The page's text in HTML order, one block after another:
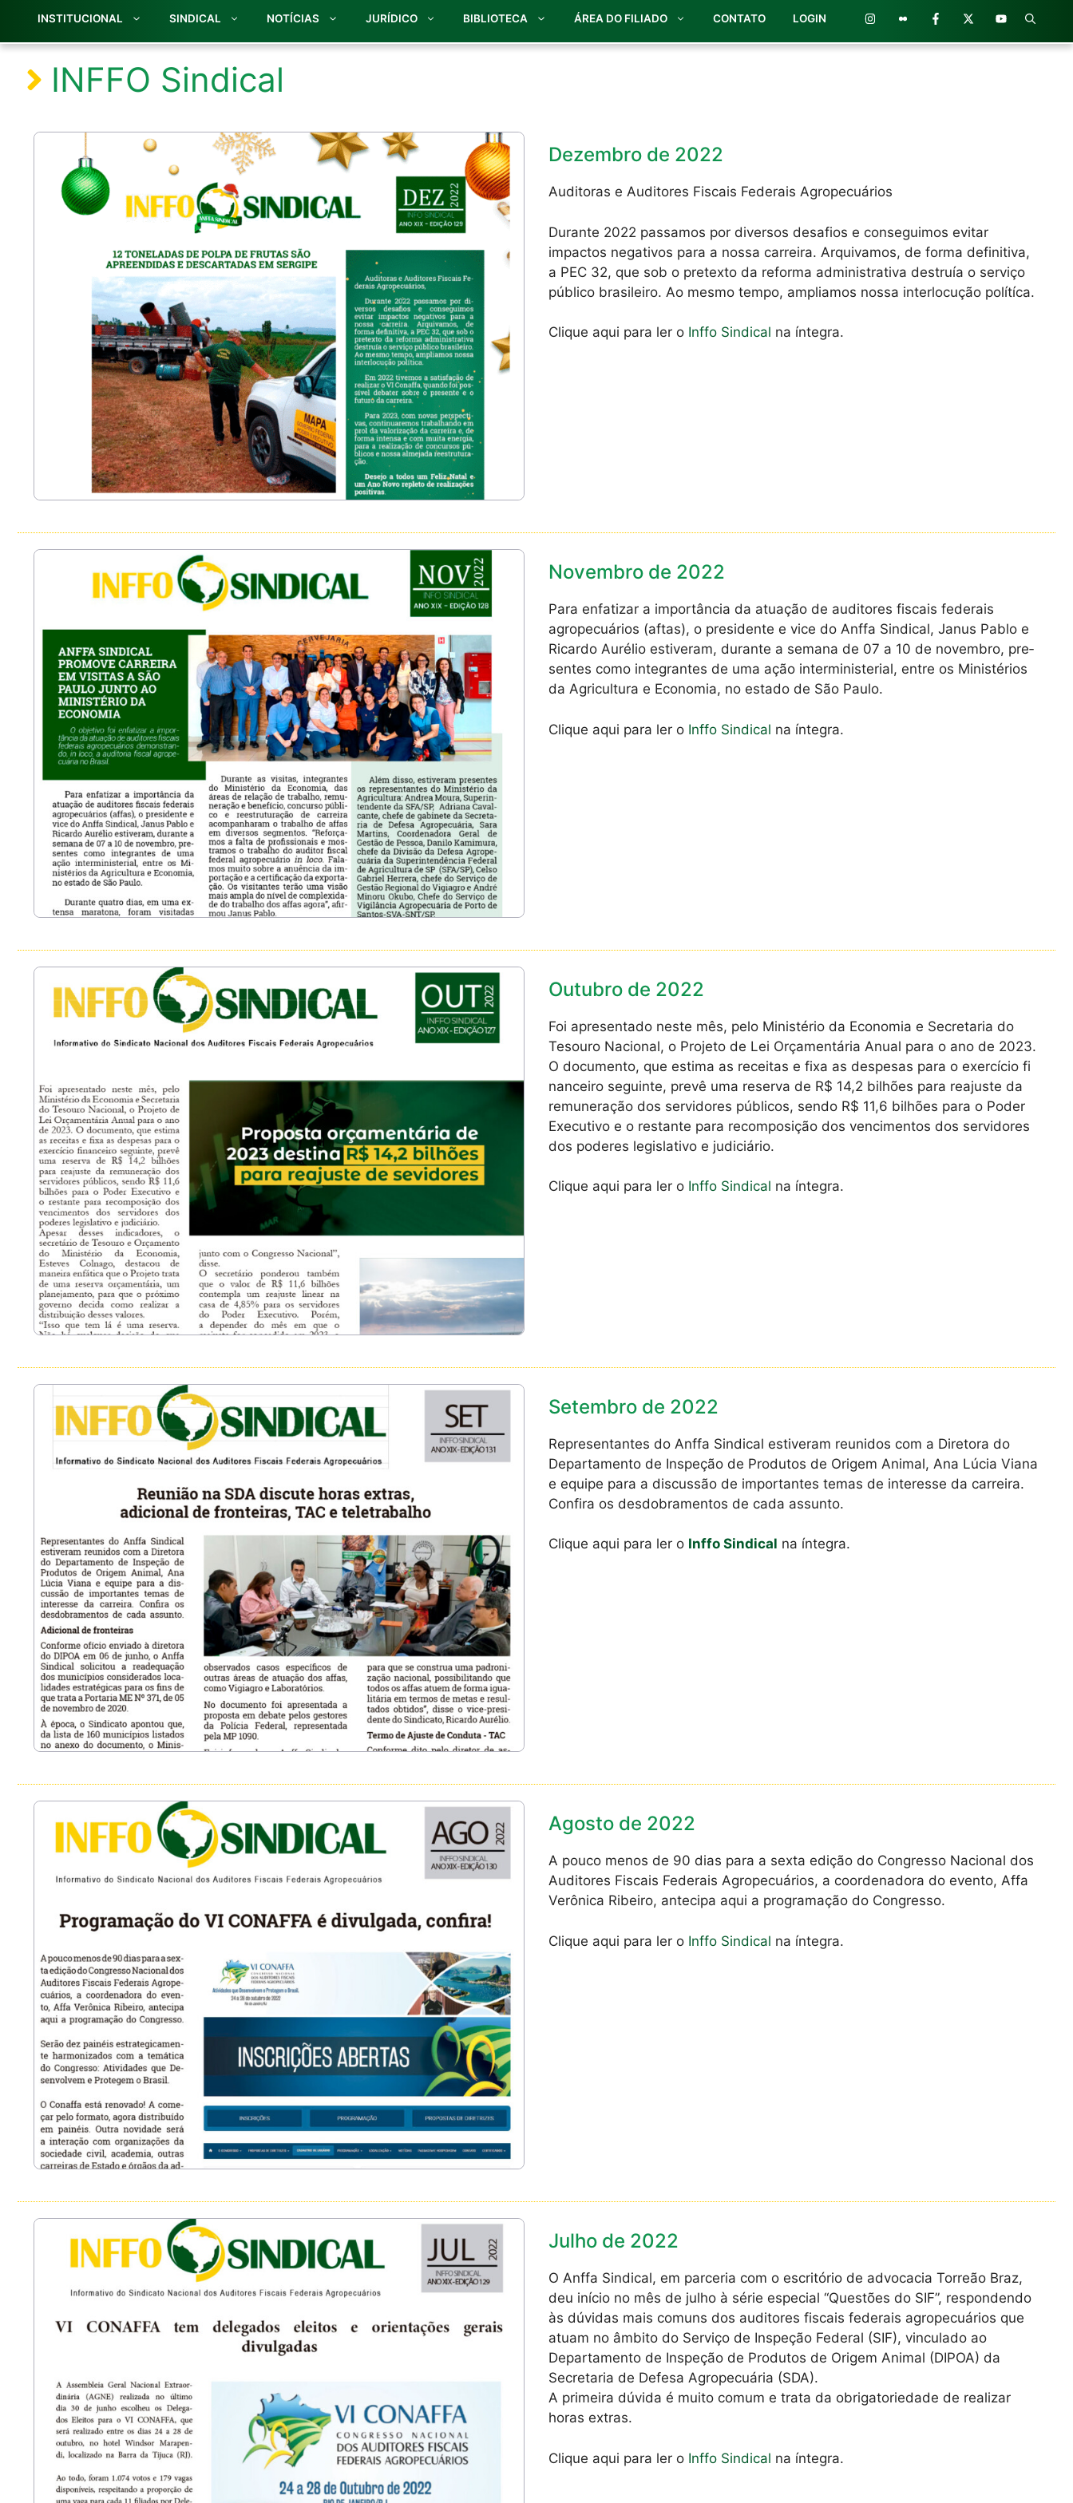
INSTITUCIONAL SINDICAL NOTÍCIAS JURÍDICO BIBLIOTECA ÁREA DO FILIADO CONTATO LOGIN
INFFO Sindical
Dezembro de 2022
Auditoras e Auditores Fiscais Federais Agropecuários
Durante 2022 passamos por diversos desafios e conseguimos evitar
impactos negativos para a nossa carreira. Arquivamos, de forma definitiva,
a PEC 32, que sob o pretexto da reforma administrativa destruía o serviço
público brasileiro. Ao mesmo tempo, ampliamos nossa interlocução polítíca.
Clique aqui para ler o Inffo Sindical na íntegra.
Novembro de 2022
Para enfatizar a importância da atuação de auditores fiscais federais
agropecuários (aftas), o presidente e vice do Anffa Sindical, Janus Pablo e
Ricardo Aurélio estiveram, durante a semana de 07 a 10 de novembro, pre­
sentes como integrantes de uma ação interministerial, entre os Mi­nistérios
da Agricultura e Economia, no estado de São Paulo.
Clique aqui para ler o Inffo Sindical na íntegra.
Outubro de 2022
Foi apresentado neste mês, pelo Ministério da Economia e Secretaria do
Tesouro Nacional, o Projeto de Lei Orçamentária Anual para o ano de 2023.
O documento, que estima as receitas e fixa as despesas para o exercício fi
nanceiro seguinte, prevê uma reserva de R$ 14,2 bilhões para reajuste da
remuneração dos servidores públicos, sendo R$ 11,6 bilhões para o Poder
Executivo e o restante para recomposição dos vencimentos dos servidores
dos poderes legislativo e judiciário.
Clique aqui para ler o Inffo Sindical na íntegra.
Setembro de 2022
Representantes do Anffa Sindical estiveram reunidos com a Diretora do
Departamento de Inspeção de Produtos de Origem Animal, Ana Lúcia Viana
e equipe para a discussão de importantes temas de interesse da carreira.
Confira os desdobramentos de cada assunto.
Clique aqui para ler o Inffo Sindical na íntegra.
Agosto de 2022
A pouco menos de 90 dias para a sexta edição do Congresso Nacional dos
Auditores Fiscais Federais Agropecuários, a coordenadora do evento, Affa
Verônica Ribeiro, antecipa aqui a programação do Congresso.
Clique aqui para ler o Inffo Sindical na íntegra.
Julho de 2022
O Anffa Sindical, em parceria com o escritório de advocacia Torreão Braz,
deu início no mês de julho à série especial “Questões do SIF”, respondendo
às dúvidas mais comuns dos auditores fiscais federais agropecuários que
atuam no âmbito do Serviço de Inspeção Federal (SIF), vinculado ao
Departamento de Inspeção de Produtos de Origem Animal (DIPOA) da
Secretaria de Defesa Agropecuária (SDA).
A primeira dúvida é muito comum e trata da obrigatoriedade de realizar
horas extras.
Clique aqui para ler o Inffo Sindical na íntegra.